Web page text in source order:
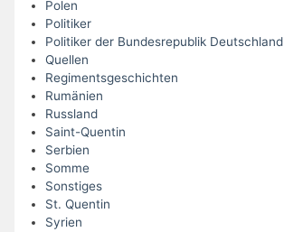
Polen
Politiker
Politiker der Bundesrepublik Deutschland
Quellen
Regimentsgeschichten
Rumänien
Russland
Saint-Quentin
Serbien
Somme
Sonstiges
St. Quentin
Syrien